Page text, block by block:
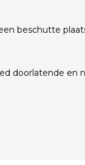
beschutte
doorlatende en